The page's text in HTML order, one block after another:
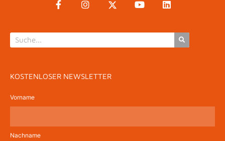
KOSTENLOSER NEWSLETTER
Vorname
Nachname